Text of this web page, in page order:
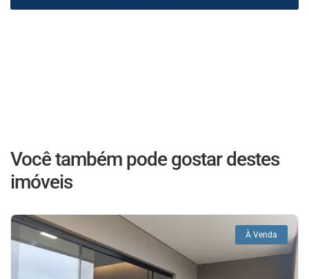
Você também pode gostar destes
imóveis
À Venda